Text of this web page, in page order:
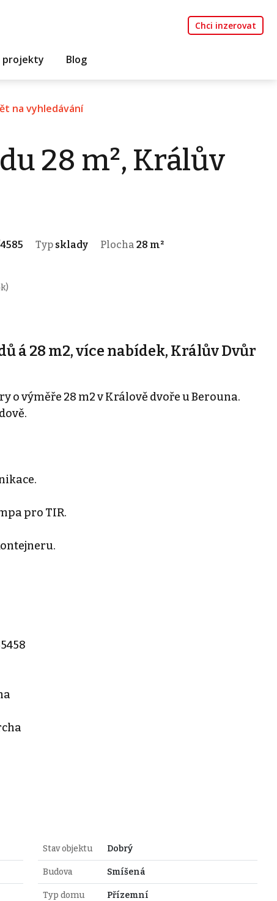
Chci inzerovat
projekty Blog
na vyhledávání
28 m², Králův
Typ sklady Plocha 28 m²
á 28 m2, více nabídek, Králův Dvůr
o výměře 28 m2 v Králově dvoře u Berouna.
pro TIR.
Stav objektu Dobrý
Budova Smíšená
Typ domu Přízemní